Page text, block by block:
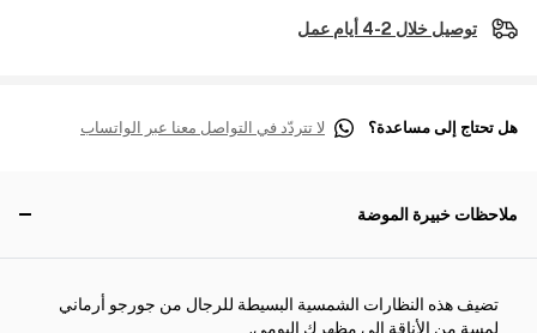
توصيل خلال 2-4 أيام عمل
هل تحتاج إلى مساعدة؟ لا تتردّد في التواصل معنا عبر الواتساب
ملاحظات خبيرة الموضة
تضيف هذه النظارات الشمسية البسيطة للرجال من جورجو أرماني
لمسة من الأناقة إلى مظهرك اليومي.